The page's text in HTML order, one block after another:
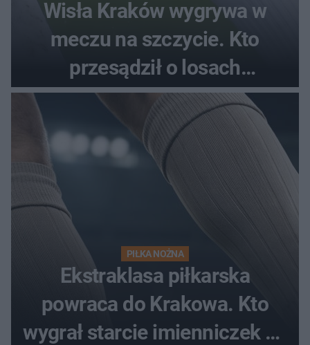
Wisła Kraków wygrywa w
meczu na szczycie. Kto
przesądził o losach
spotkania?
PIŁKA NOŻNA
Ekstraklasa piłkarska
powraca do Krakowa. Kto
wygrał starcie imienniczek na